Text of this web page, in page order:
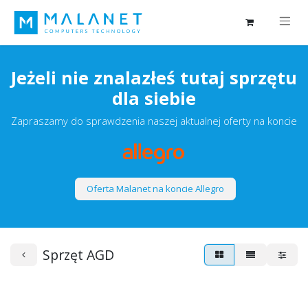
Jeżeli nie znalazłeś tutaj sprzętu
dla siebie
Zapraszamy do sprawdzenia naszej aktualnej oferty na koncie
Oferta Malanet na koncie Allegro
Sprzęt AGD